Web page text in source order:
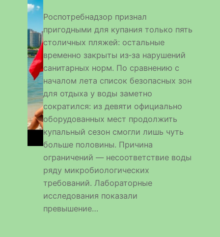
Роспотребнадзор признал
пригодными для купания только пять
столичных пляжей: остальные
временно закрыты из‑за нарушений
санитарных норм. По сравнению с
началом лета список безопасных зон
для отдыха у воды заметно
сократился: из девяти официально
оборудованных мест продолжить
купальный сезон смогли лишь чуть
больше половины. Причина
ограничений — несоответствие воды
ряду микробиологических
требований. Лабораторные
исследования показали
превышение…